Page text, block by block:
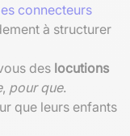
connecteurs
à structurer
des locutions
, pour que.
que leurs enfants